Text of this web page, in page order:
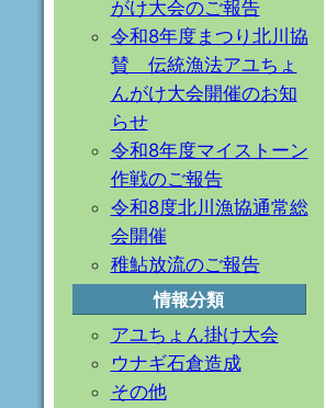
がけ大会のご報告
令和8年度まつり北川協
賛 伝統漁法アユちょ
んがけ大会開催のお知
らせ
令和8年度マイストーン
作戦のご報告
令和8度北川漁協通常総
会開催
稚鮎放流のご報告
情報分類
アユちょん掛け大会
ウナギ石倉造成
その他